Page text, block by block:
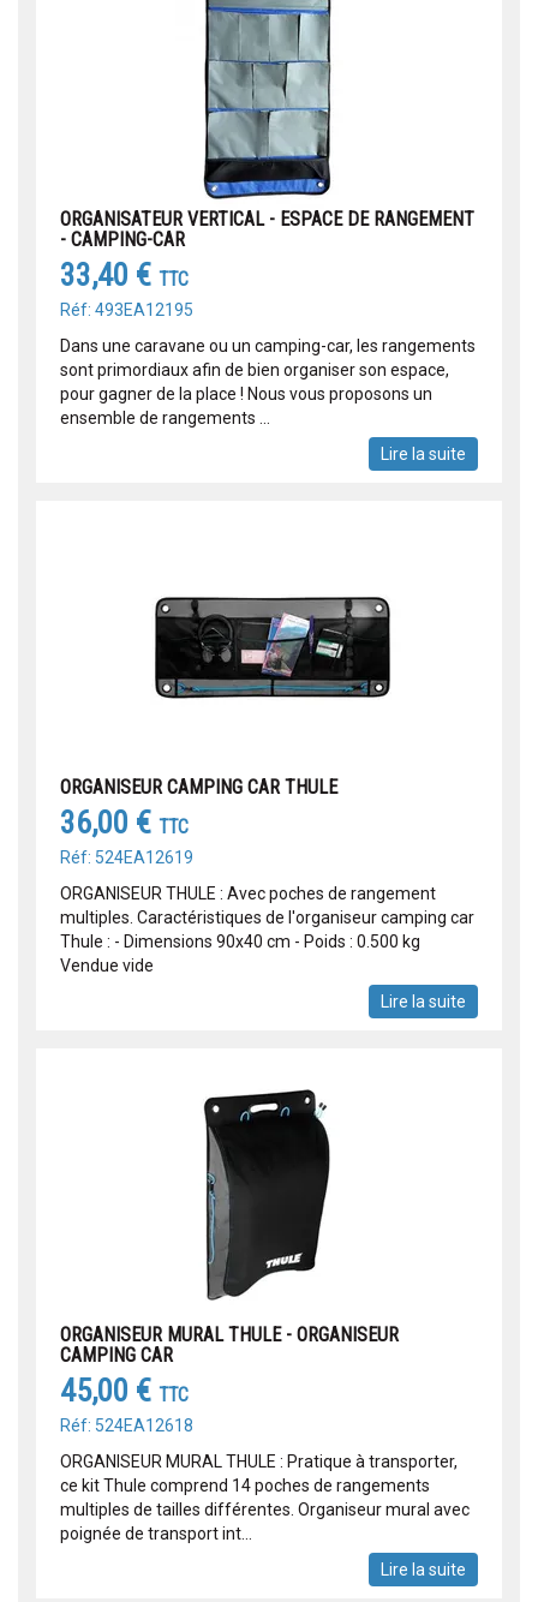
ORGANISATEUR VERTICAL - ESPACE DE RANGEMENT
- CAMPING-CAR
33,40 € TTC
Réf: 493EA12195
Dans une caravane ou un camping-car, les rangements
sont primordiaux afin de bien organiser son espace,
pour gagner de la place ! Nous vous proposons un
ensemble de rangements ...
Lire la suite
ORGANISEUR CAMPING CAR THULE
36,00 € TTC
Réf: 524EA12619
ORGANISEUR THULE : Avec poches de rangement
multiples. Caractéristiques de l'organiseur camping car
Thule : - Dimensions 90x40 cm - Poids : 0.500 kg
Vendue vide
Lire la suite
ORGANISEUR MURAL THULE - ORGANISEUR
CAMPING CAR
45,00 € TTC
Réf: 524EA12618
ORGANISEUR MURAL THULE : Pratique à transporter,
ce kit Thule comprend 14 poches de rangements
multiples de tailles différentes. Organiseur mural avec
poignée de transport int...
Lire la suite